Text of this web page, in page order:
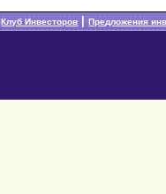
Клуб Инвесторов|Предложения